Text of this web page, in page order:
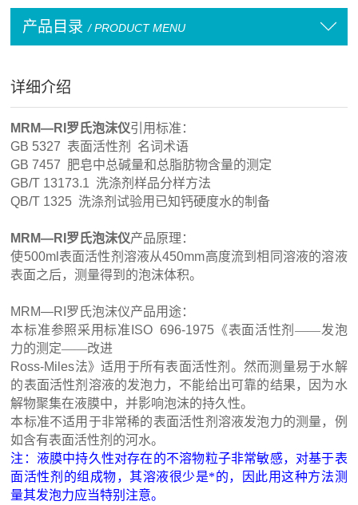
产品目录 / PRODUCT MENU
详细介绍
MRM—RI罗氏泡沫仪引用标准：
GB 5327 表面活性剂 名词术语
GB 7457 肥皂中总碱量和总脂肪物含量的测定
GB/T 13173.1 洗涤剂样品分样方法
QB/T 1325 洗涤剂试验用已知钙硬度水的制备
MRM—RI罗氏泡沫仪产品原理：
使500ml表面活性剂溶液从450mm高度流到相同溶液的溶液
表面之后，测量得到的泡沫体积。
MRM—RI罗氏泡沫仪产品用途：
本标准参照采用标准 ISO 696-1975 《表面活性剂——发泡
力的测定——改进
Ross-Miles法》适用于所有表面活性剂。然而测量易于水解
的表面活性剂溶液的发泡力，不能给出可靠的结果，因为水
解物聚集在液膜中，并影响泡沫的持久性。
本标准不适用于非常稀的表面活性剂溶液发泡力的测量，例
如含有表面活性剂的河水。
注：液膜中持久性对存在的不溶物粒子非常敏感，对基于表
面活性剂的组成物，其溶液很少是*的，因此用这种方法测
量其发泡力应当特别注意。